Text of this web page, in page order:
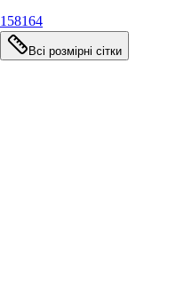
158164
Всі розмірні сітки